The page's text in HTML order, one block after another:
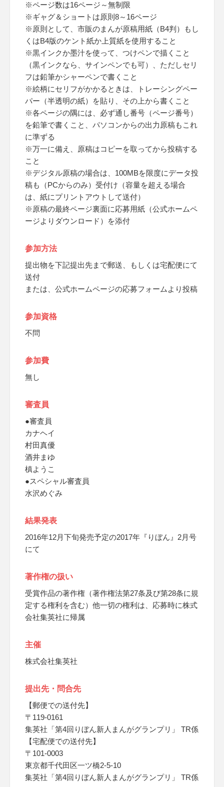
※ページ数は16ページ～無制限
※ギャグ＆ショートは原則8～16ページ
※原則として、市販のまんが原稿用紙（B4判）もし
くはB4版のケント紙か上質紙を使用すること
※黒インクか墨汁を使って、つけペンで描くこと
（黒インクなら、サインペンでも可）、ただしセリ
フは鉛筆かシャーペンで書くこと
※絵柄にセリフがかかるときは、トレーシングペー
パー（半透明の紙）を貼り、その上から書くこと
※各ページの隅には、必ず通し番号（ページ番号）
を鉛筆で書くこと、パソコンからの出力原稿もこれ
に準ずる
※万一に備え、原稿はコピーを取ってから投稿する
こと
※デジタル原稿の場合は、100MBを限度にデータ投
稿も（PCからのみ）受付け（容量を超える場合
は、紙にプリントアウトして送付）
※原稿の最終ページ裏面に応募用紙（公式ホームペ
ージよりダウンロード）を添付
参加方法
提出物を下記提出先まで郵送、もしくは宅配便にて
送付
または、公式ホームページの応募フォームより投稿
参加資格
不問
参加費
無し
審査員
●審査員
カナヘイ
村田真優
酒井まゆ
槙ようこ
●スペシャル審査員
水沢めぐみ
結果発表
2016年12月下旬発売予定の2017年『りぼん』2月号
にて
著作権の扱い
受賞作品の著作権（著作権法第27条及び第28条に規
定する権利を含む）他一切の権利は、応募時に株式
会社集英社に帰属
主催
株式会社集英社
提出先・問合先
【郵便での送付先】
〒119-0161
集英社「第4回りぼん新人まんがグランプリ」 TR係
【宅配便での送付先】
〒101-0003
東京都千代田区一ツ橋2-5-10
集英社「第4回りぼん新人まんがグランプリ」 TR係